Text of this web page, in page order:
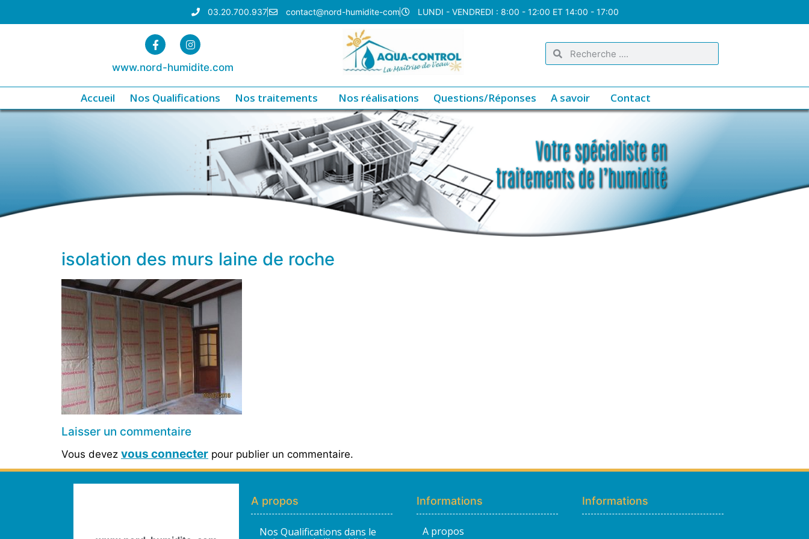
03.20.700.937 contact@nord-humidite-com LUNDI - VENDREDI : 8:00 - 12:00 ET 14:00 - 17:00
www.nord-humidite.com
Accueil Nos Qualifications Nos traitements Nos réalisations Questions/Réponses A savoir Contact
isolation des murs laine de roche
Laisser un commentaire
Vous devez vous connecter pour publier un commentaire.
A propos
Nos Qualifications dans le
Informations
A propos
Informations
H
👋 Bonjour ! Je suis